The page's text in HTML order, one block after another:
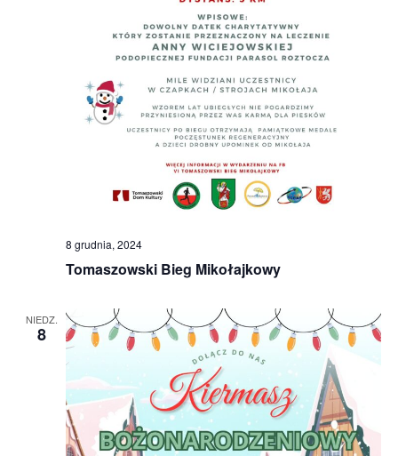
Tomaszowski Bieg Mikołajkowy
8 grudnia, 2024
NIEDZ.
8